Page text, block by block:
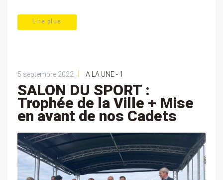
Lire plus
5 septembre 2022 | A LA UNE - 1
SALON DU SPORT :
Trophée de la Ville + Mise
en avant de nos Cadets